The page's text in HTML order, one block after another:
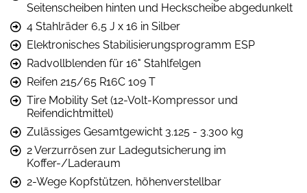
Seitenscheiben hinten und Heckscheibe abgedunkelt
4 Stahlräder 6,5 J x 16 in Silber
Elektronisches Stabilisierungsprogramm ESP
Radvollblenden für 16" Stahlfelgen
Reifen 215/65 R16C 109 T
Tire Mobility Set (12-Volt-Kompressor und
Reifendichtmittel)
Zulässiges Gesamtgewicht 3.125 - 3.300 kg
2 Verzurrösen zur Ladegutsicherung im
Koffer-/Laderaum
2-Wege Kopfstützen, höhenverstellbar